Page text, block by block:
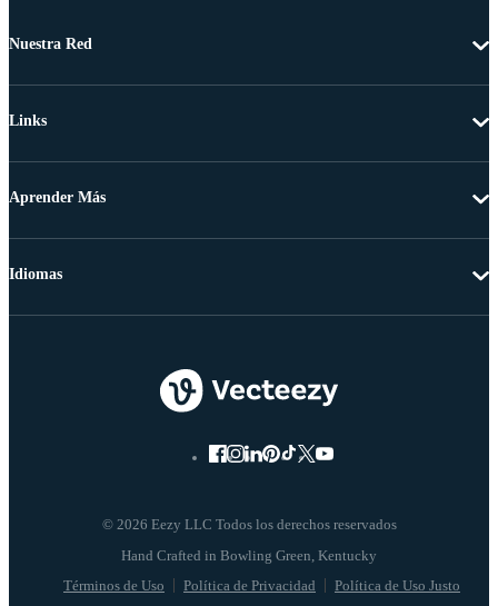
Nuestra Red
Links
Aprender Más
© 2026 Eezy LLC Todos los derechos reservados
Términos de Uso Política de Privacidad Política de Uso Justo
Idiomas